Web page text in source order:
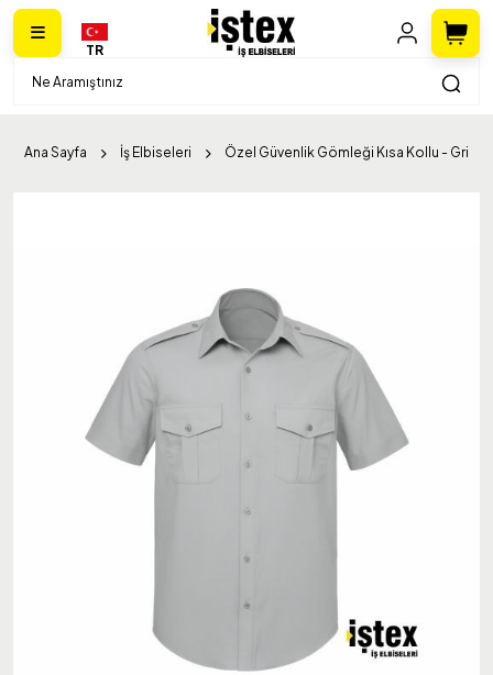
TR
Ana Sayfa İş Elbiseleri Özel Güvenlik Gömleği Kısa Kollu - Gri